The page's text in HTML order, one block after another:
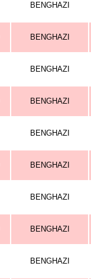
BENGHAZI
BENGHAZI
BENGHAZI
BENGHAZI
BENGHAZI
BENGHAZI
BENGHAZI
BENGHAZI
BENGHAZI